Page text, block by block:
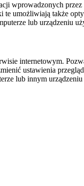
wprowadzonych
umożliwiają także
lub urządzeniu
internetowym.
ustawienia
lub innym